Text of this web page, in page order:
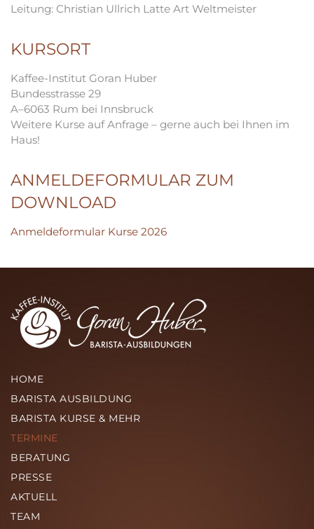
Leitung: Christian Ullrich Latte Art Weltmeister
KURSORT
Kaffee-Institut Goran Huber
Bundesstrasse 29
A–6063 Rum bei Innsbruck
Weitere Kurse auf Anfrage – gerne auch bei Ihnen im
Haus!
ANMELDEFORMULAR ZUM
DOWNLOAD
Anmeldeformular Kurse 2026
HOME
BARISTA AUSBILDUNG
BARISTA KURSE & MEHR
TERMINE
BERATUNG
PRESSE
AKTUELL
TEAM